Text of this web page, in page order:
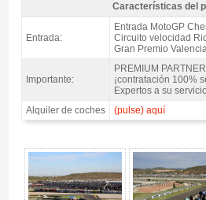
Entrada MotoGP Tribuna LILA-BOXES,
del
Características del
Entrada:
Entrada MotoGP
Circuito velocidad
Gran Premio
Importante:
PREMIUM PARTNER
¡contratación 100%
Expertos a su
Alquiler de coches
(pulse) aquí